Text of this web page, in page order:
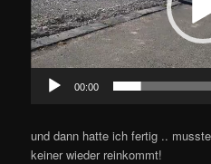
00:00
und dann hatte ich fertig ..
keiner wieder reinkommt!